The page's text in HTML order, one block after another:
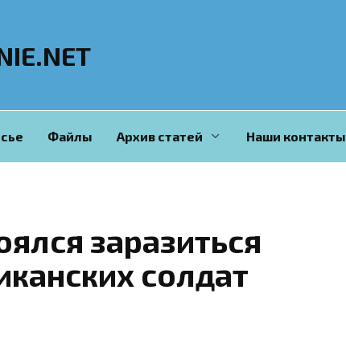
Файлы Архив статей Наши контакты
заразиться
солдат